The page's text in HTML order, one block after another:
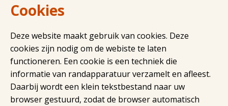
Cookies
Deze website maakt gebruik van cookies. Deze
cookies zijn nodig om de webiste te laten
functioneren. Een cookie is een techniek die
informatie van randapparatuur verzamelt en afleest.
Daarbij wordt een klein tekstbestand naar uw
browser gestuurd, zodat de browser automatisch